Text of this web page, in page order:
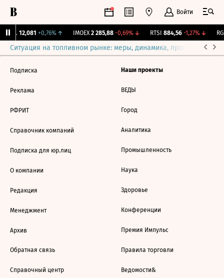
Войти
12,081 +0,76%↑ IMOEX 2 285,88 -0,69%↓ RTSI 884,56 -1,27%↓
Ситуация на топливном рынке: меры, динамика, прогнозы
Подписка
Реклама
РФРИТ
Справочник компаний
Подписка для юр.лиц
О компании
Редакция
Менеджмент
Архив
Обратная связь
Справочный центр
Наши проекты
ВЕДЫ
Город
Аналитика
Промышленность
Наука
Здоровье
Конференции
Премия Импульс
Правила торговли
Ведомости&